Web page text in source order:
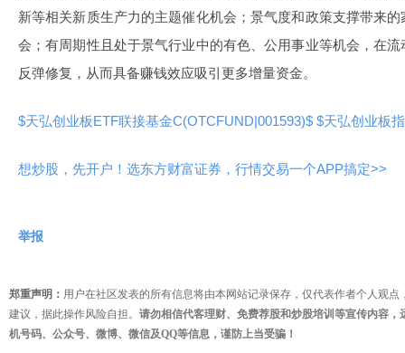
新等相关新质生产力的主题催化机会；景气度和政策支撑带来
会；有周期性且处于景气行业中的有色、公用事业等机会，在
反弹修复，从而具备赚钱效应吸引更多增量资金。
$天弘创业板ETF联接基金C(OTCFUND|001593)$ $天弘创业板
想炒股，先开户！选东方财富证券，行情交易一个APP搞定>>
举报
郑重声明： 用户在社区发表的所有信息将由本网站记录保存，仅代表作者个人观
建议，据此操作风险自担。 请勿相信代客理财、免费荐股和炒股培训等宣传内容
机号码、公众号、微博、微信及QQ等信息，谨防上当受骗！